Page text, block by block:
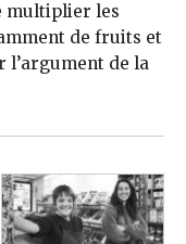
multiplier les
de fruits et
l’argument de la